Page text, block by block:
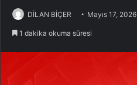
DİLAN BİÇER Mayıs 17, 2026
1 dakika okuma süresi